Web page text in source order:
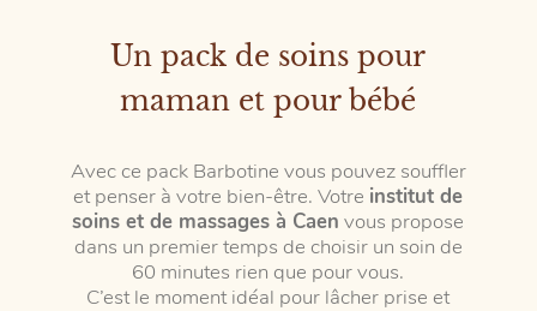
Un pack de soins pour
maman et pour bébé
Avec ce pack Barbotine vous pouvez souffler
et penser à votre bien-être. Votre institut de
soins et de massages à Caen vous propose
dans un premier temps de choisir un soin de
60 minutes rien que pour vous.
C’est le moment idéal pour lâcher prise et